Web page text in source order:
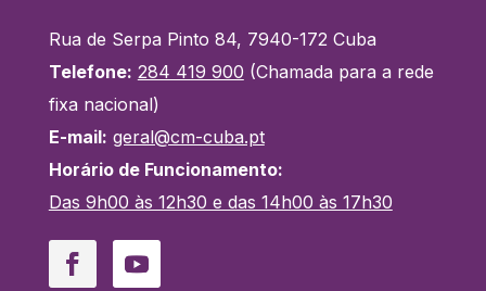
Rua de Serpa Pinto 84, 7940-172 Cuba
Telefone: 284 419 900 (Chamada para a rede
fixa nacional)
E-mail: geral@cm-cuba.pt
Horário de Funcionamento:
Das 9h00 às 12h30 e das 14h00 às 17h30
FacebookYouTube